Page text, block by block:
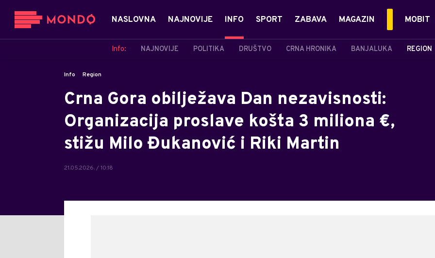
NASLOVNA NAJNOVIJE INFO
Info: NAJNOVIJE POLITIKA DRUŠTVO CRNA HRONIKA BANJALUKA REGION
SPORT ZABAVA MAGAZIN MOBIT
Info Region
Crna Gora obilježava Dan nezavisnosti:
Organizacija proslave košta 3 miliona €,
stižu Milo Đukanović i Riki Martin
21.05.2026. / 10:18